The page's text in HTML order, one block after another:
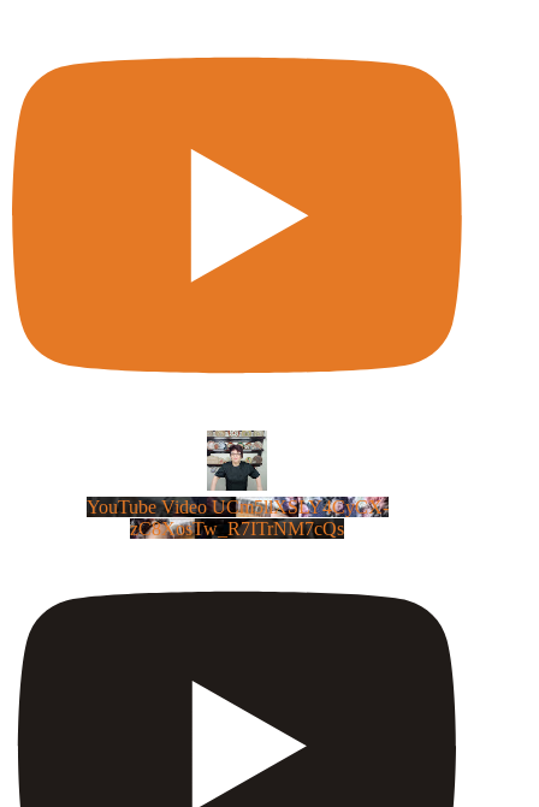
YouTube Video UCm5llXSLY4CyCX-
zC8XosTw_R7ITrNM7cQs